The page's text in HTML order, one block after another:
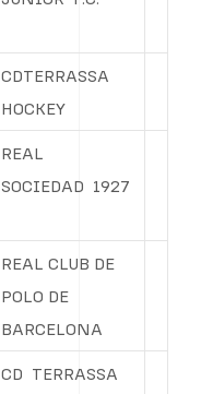
CDTERRASSA
HOCKEY
REAL
SOCIEDAD 1927
REAL CLUB DE
POLO DE
BARCELONA
CD TERRASSA